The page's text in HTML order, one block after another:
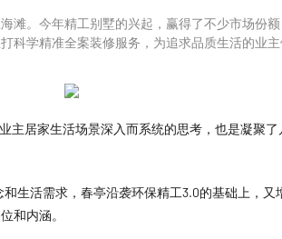
滩。今年精工别墅的兴起，赢得了不少市场份
科学精准全案装修服务，为追求品质生活的业
主居家生活场景深入而系统的思考，也是凝聚
生活需求，春亭沿袭环保精工3.0的基础上，又
和内涵。